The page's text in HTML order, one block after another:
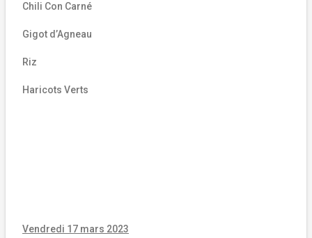
Chili Con Carné
Gigot d’Agneau
Riz
Haricots Verts
Vendredi 17 mars 2023